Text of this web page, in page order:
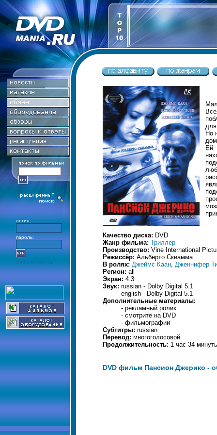
логин:
пароль:
Забыли пароль?
Но
Ей
Качество диска: DVD
Жанр фильма: Триллер
Производство: Vine International
Режиссёр: Альберто Скиамма
В ролях: Джеймс Каан, Дженнифер
Регион: all
Экран: 4:3
Звук: russian - Dolby Digital 5.1
english - Dolby Digital 5.1
Дополнительные материалы:
- рекламный ролик
- смотрите на DVD
- фильмографии
Субтитры: russian
Перевод: многоголосовой
Продолжительность: 1 час 34
DVD фильм Пансион Джерико -